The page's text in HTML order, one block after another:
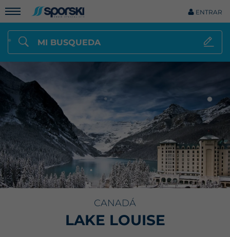
ENTRAR
MI BUSQUEDA
CANADÁ
LAKE LOUISE